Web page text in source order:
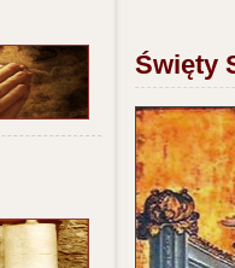
Święty